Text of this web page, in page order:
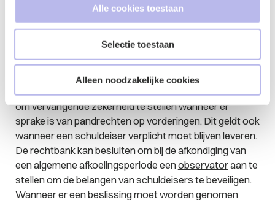
Alle cookies toestaan
Selectie toestaan
Alleen noodzakelijke cookies
de belangen van de schuldeisers en
aandeelhouders (de rechtbank kan dergelijke
afkondiging van de afkoelingsperiode);
De positie van schuldeisers wordt daarnaast
beschermd door de verplichting van de onderneming
om vervangende zekerheid te stellen wanneer er
sprake is van pandrechten op vorderingen. Dit geldt ook
wanneer een schuldeiser verplicht moet blijven leveren.
De rechtbank kan besluiten om bij de afkondiging van
een algemene afkoelingsperiode eenobservatoraan te
stellen om de belangen van schuldeisers te beveiligen.
Wanneer er een beslissing moet worden genomen